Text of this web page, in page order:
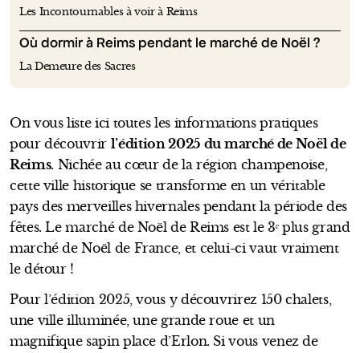
Les Incontournables à voir à Reims
Où dormir à Reims pendant le marché de Noël ?
La Demeure des Sacres
On vous liste ici toutes les informations pratiques
pour découvrir l’édition 2025 du marché de Noël de
Reims. Nichée au cœur de la région champenoise,
cette ville historique se transforme en un véritable
pays des merveilles hivernales pendant la période des
fêtes. Le marché de Noël de Reims est le 3ᵉ plus grand
marché de Noël de France, et celui-ci vaut vraiment
le détour !
Pour l’édition 2025, vous y découvrirez 150 chalets,
une ville illuminée, une grande roue et un
magnifique sapin place d’Erlon. Si vous venez de